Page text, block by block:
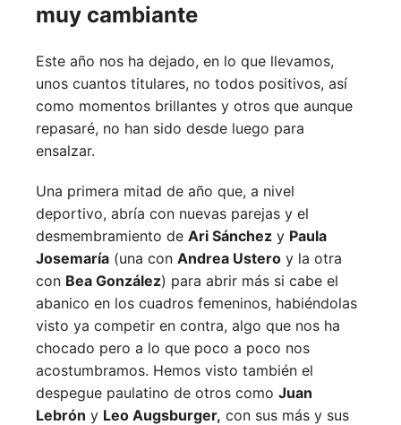
muy cambiante
Este año nos ha dejado, en lo que llevamos,
unos cuantos titulares, no todos positivos, así
como momentos brillantes y otros que aunque
repasaré, no han sido desde luego para
ensalzar.
Una primera mitad de año que, a nivel
deportivo, abría con nuevas parejas y el
desmembramiento de Ari Sánchez y Paula
Josemaría (una con Andrea Ustero y la otra
con Bea González) para abrir más si cabe el
abanico en los cuadros femeninos, habiéndolas
visto ya competir en contra, algo que nos ha
chocado pero a lo que poco a poco nos
acostumbramos. Hemos visto también el
despegue paulatino de otros como Juan
Lebrón y Leo Augsburger, con sus más y sus